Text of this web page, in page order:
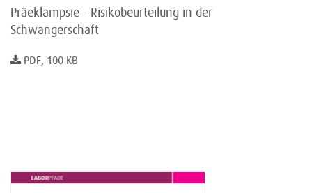
Präeklampsie - Risikobeurteilung in der
Schwangerschaft
PDF, 100 KB